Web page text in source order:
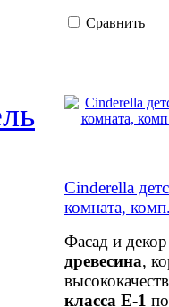
Сравнить
Cinderella
комната,
Фасад и
древесина,
класса Е-1